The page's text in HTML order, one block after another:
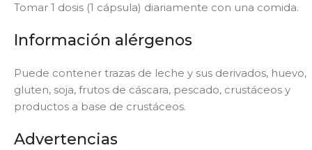
Tomar 1 dosis (1 cápsula) diariamente con una comida.
Información alérgenos
Puede contener trazas de leche y sus derivados, huevo,
gluten, soja, frutos de cáscara, pescado, crustáceos y
productos a base de crustáceos.
Advertencias